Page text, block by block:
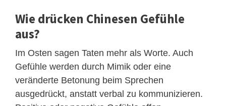
Wie drücken Chinesen Gefühle
aus?
Im Osten sagen Taten mehr als Worte. Auch
Gefühle werden durch Mimik oder eine
veränderte Betonung beim Sprechen
ausgedrückt, anstatt verbal zu kommunizieren.